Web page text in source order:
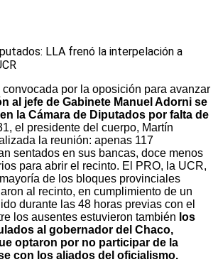
por la oposición para avanzar
al jefe de Gabinete Manuel Adorni se
la Cámara de Diputados por falta de
el presidente del cuerpo, Martín
la reunión: apenas 117
sentados en sus bancas, doce menos
para abrir el recinto. El PRO, la UCR,
de los bloques provinciales
al recinto, en cumplimiento de un
durante las 48 horas previas con el
los ausentes estuvieron también los
al gobernador del Chaco,
optaron por no participar de la
con los aliados del oficialismo.